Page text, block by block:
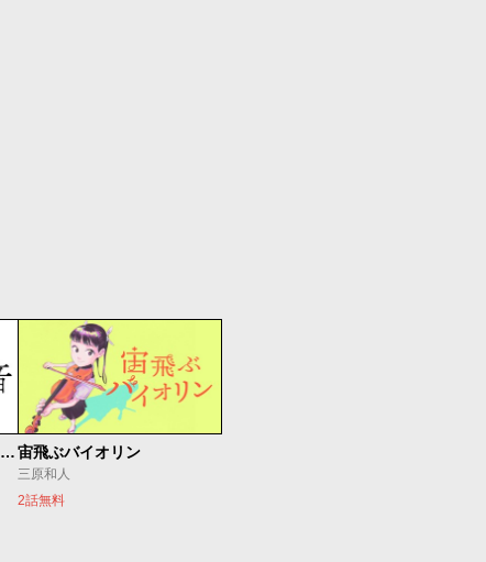
もうひとつのピアノの森 整う音宙飛ぶバイオリン
三原和人
2話無料